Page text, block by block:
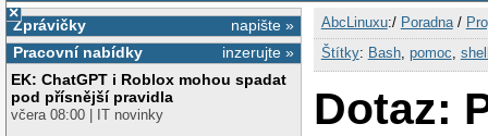
×
napište »
Zprávičky
inzerujte »
Pracovní nabídky
EK: ChatGPT i Roblox mohou spadat
pod přísnější pravidla
včera 08:00 | IT novinky
AbcLinuxu:/ Poradna/
Štítky: Bash, pomoc
Dotaz: